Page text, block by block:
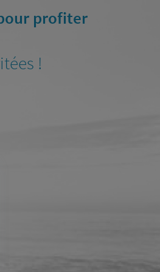
profiter
!